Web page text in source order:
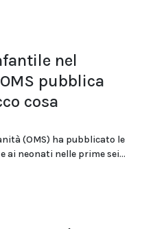
nel
pubblica
cosa
(OMS) ha pubblicato le
ai neonati nelle prime sei...